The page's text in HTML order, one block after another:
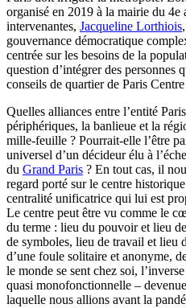
organisé en 2019 à la mairie du 4e
intervenantes, Jacqueline Lorthiois
gouvernance démocratique
centrée sur les besoins de la
question d’intégrer des personnes
conseils de quartier de Paris Centre
Quelles alliances entre l’entité
périphériques, la banlieue et la
mille-feuille ? Pourrait-elle l’être
universel d’un décideur élu à
du Grand Paris ? En tout cas, il
regard porté sur le centre
centralité unificatrice qui lui est
Le centre peut être vu comme le
du terme : lieu du pouvoir et lieu
de symboles, lieu de travail et lieu
d’une foule solitaire et anonyme,
le monde se sent chez soi,
quasi monofonctionnelle –
laquelle nous allions avant la